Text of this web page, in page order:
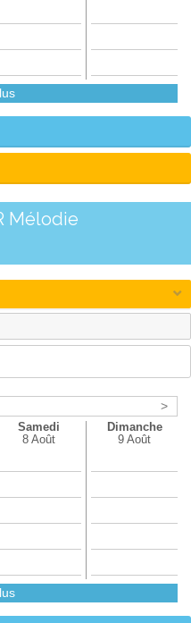
Mélodie
>
Samedi
8 Août
Dimanche
9 Août